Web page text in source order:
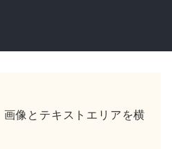
像とテキストエリアを横